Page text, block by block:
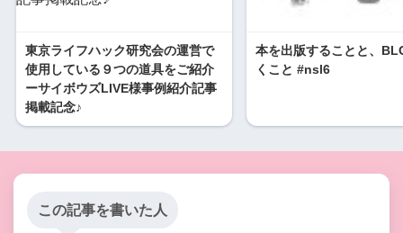
東京ライフハック研究会の運営で
使用している９つの道具をご紹介
ーサイボウズLIVE様事例紹介記事
掲載記念♪
本を出版することと、
くこと #nsl6
この記事を書いた人